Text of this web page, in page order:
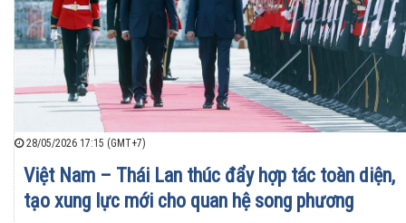
28/05/2026 17:15 (GMT+7)
Việt Nam – Thái Lan thúc đẩy hợp tác toàn diện,
tạo xung lực mới cho quan hệ song phương